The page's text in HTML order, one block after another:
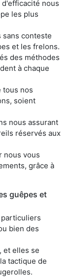
nous
les plus
sans conteste
et les frelons.
des méthodes
à chaque
tous nos
soient
nous assurant
réservés aux
nous vous
grâce à
guêpes et
bien des
et elles se
tactique de